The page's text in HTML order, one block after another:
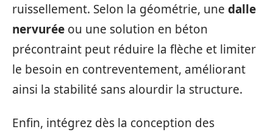
ruissellement. Selon la géométrie, une dalle
nervurée ou une solution en béton
précontraint peut réduire la flèche et limiter
le besoin en contreventement, améliorant
ainsi la stabilité sans alourdir la structure.
Enfin, intégrez dès la conception des